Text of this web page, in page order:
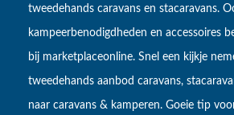
tweedehands caravans en stacaravans.
kampeerbenodigdheden en accessoires
bij marketplaceonline. Snel een kijkje
tweedehands aanbod caravans,
naar caravans & kamperen. Goeie tip